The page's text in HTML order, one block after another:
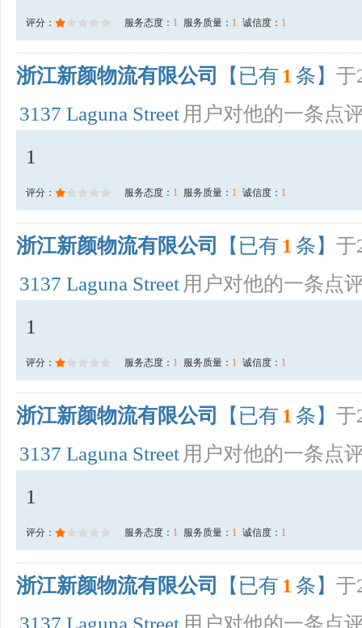
评分： 服务态度： 1 服务质量： 1 诚信度： 1
浙江新颜物流有限公司 【已有 1 条】 于
3137 Laguna Street 用户对他的一条点
1
评分： 服务态度： 1 服务质量： 1 诚信度： 1
浙江新颜物流有限公司 【已有 1 条】 于
3137 Laguna Street 用户对他的一条点
1
评分： 服务态度： 1 服务质量： 1 诚信度： 1
浙江新颜物流有限公司 【已有 1 条】 于
3137 Laguna Street 用户对他的一条点
1
评分： 服务态度： 1 服务质量： 1 诚信度： 1
浙江新颜物流有限公司 【已有 1 条】 于
3137 Laguna Street 用户对他的一条点